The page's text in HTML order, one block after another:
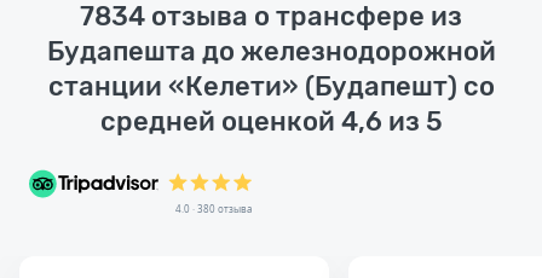
7834 отзыва о трансфере из
Будапешта до железнодорожной
станции «Келети» (Будапешт) со
средней оценкой 4,6 из 5
4.0 · 380 отзыва